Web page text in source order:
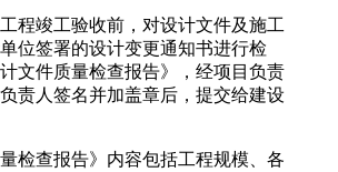
程竣工验收前，对设计文件及施工
位签署的设计变更通知书进行检
文件质量检查报告》，经项目负责
责人签名并加盖章后，提交给建设
量检查报告》内容包括工程规模、各